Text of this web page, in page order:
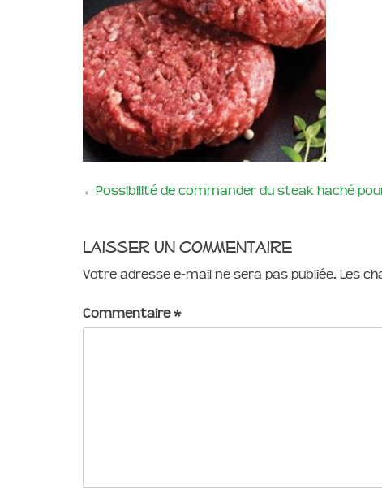
←Possibilité de commander du steak haché
Laisser un commentaire
Votre adresse e-mail ne sera pas publiée. Les
Commentaire*